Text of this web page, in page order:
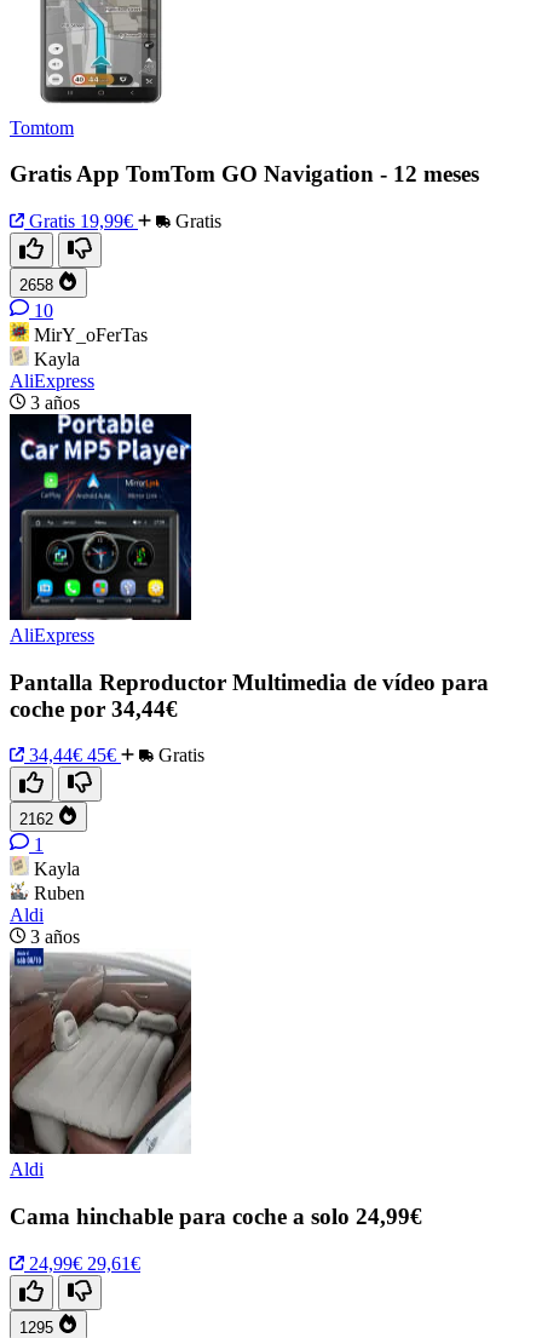
Tomtom
Gratis App TomTom GO Navigation - 12 meses
Gratis 19,99€ Gratis
2658
10
MirY_oFerTas
Kayla
AliExpress
3 años
AliExpress
Pantalla Reproductor Multimedia de vídeo para
coche por 34,44€
34,44€ 45€ Gratis
2162
1
Kayla
Ruben
Aldi
3 años
Aldi
Cama hinchable para coche a solo 24,99€
24,99€ 29,61€
1295